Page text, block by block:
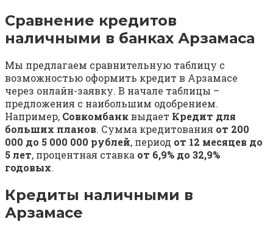
Сравнение кредитов
наличными в банках Арзамаса
Мы предлагаем сравнительную таблицу с
возможностью оформить кредит в Арзамасе
через онлайн-заявку. В начале таблицы –
предложения с наибольшим одобрением.
Например, Совкомбанквыдает Кредит для
больших планов. Сумма кредитования от 200
000 до 5 000 000 рублей, период от 12 месяцев до
5 лет, процентная ставка от 6,9% до 32,9%
годовых.
Кредиты наличными в
Арзамасе